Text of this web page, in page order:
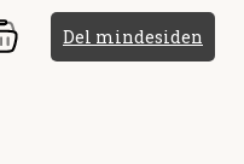
Del mindesiden